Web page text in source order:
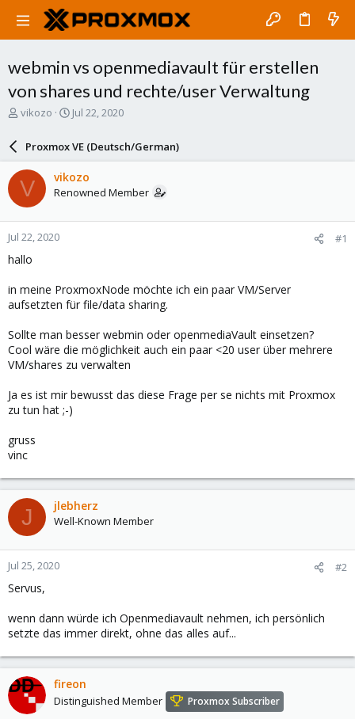
webmin vs openmediavault für erstellen
von shares und rechte/user Verwaltung
T
a
d
s
t
a
r
t
e
vikozo
S
a
r
d
a
e
Jul 22, 2020
Proxmox VE (Deutsch/German)
V vikozo
Renowned Member
Jul 22, 2020 #1
hallo
in meine ProxmoxNode möchte ich ein paar VM/Server
aufsetzten für file/data sharing.
Sollte man besser webmin oder openmediaVault einsetzen?
Cool wäre die möglichkeit auch ein paar <20 user über mehrere
VM/shares zu verwalten
Ja es ist mir bewusst das diese Frage per se nichts mit Proxmox
zu tun hat ;-)
gruss
vinc
J jlebherz
Well-Known Member
Jul 25, 2020 #2
Servus,
wenn dann würde ich Openmediavault nehmen, ich persönlich
setzte das immer direkt, ohne das alles auf...
fireon
Distinguished Member Proxmox Subscriber